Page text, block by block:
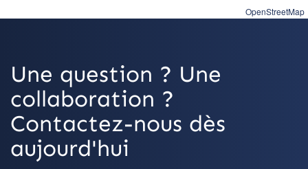
OpenStreetMap
Une question ? Une
collaboration ?
Contactez-nous dès
aujourd'hui